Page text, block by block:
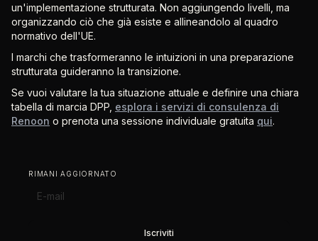
un'implementazione strutturata. Non aggiungendo livelli, ma
organizzando ciò che già esiste e allineandolo al quadro
normativo dell'UE.
I marchi che trasformeranno le intuizioni in una preparazione
strutturata guideranno la transizione.
Se vuoi valutare la tua situazione attuale e definire una chiara
tabella di marcia DPP, esplora i servizi di consulenza di
Renoon o prenota una sessione individuale gratuita qui.
RIMANI AGGIORNATO